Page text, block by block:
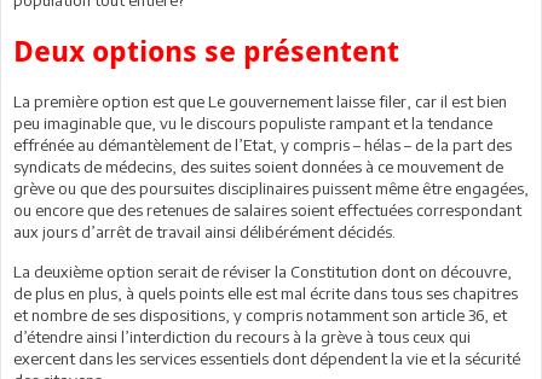
Deux options se présentent
La première option est que Le gouvernement laisse filer, car il est bien
peu imaginable que, vu le discours populiste rampant et la tendance
effrénée au démantèlement de l’Etat, y compris – hélas – de la part des
syndicats de médecins, des suites soient données à ce mouvement de
grève ou que des poursuites disciplinaires puissent même être engagées,
ou encore que des retenues de salaires soient effectuées correspondant
aux jours d’arrêt de travail ainsi délibérément décidés.
La deuxième option serait de réviser la Constitution dont on découvre,
de plus en plus, à quels points elle est mal écrite dans tous ses chapitres
et nombre de ses dispositions, y compris notamment son article 36, et
d’étendre ainsi l’interdiction du recours à la grève à tous ceux qui
exercent dans les services essentiels dont dépendent la vie et la sécurité